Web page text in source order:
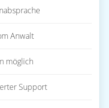
Anwalt
möglich
Support